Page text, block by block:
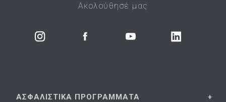
Ακολούθησέ μας
ΑΣΦΑΛΙΣΤΙΚΑ ΠΡΟΓΡΑΜΜΑΤΑ